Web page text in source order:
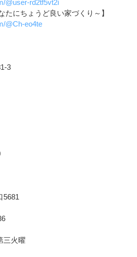
@user-rd2tf5vt2i
たにちょうど良い家づくり～】
@Ch-eo4te
3
5681
三火曜